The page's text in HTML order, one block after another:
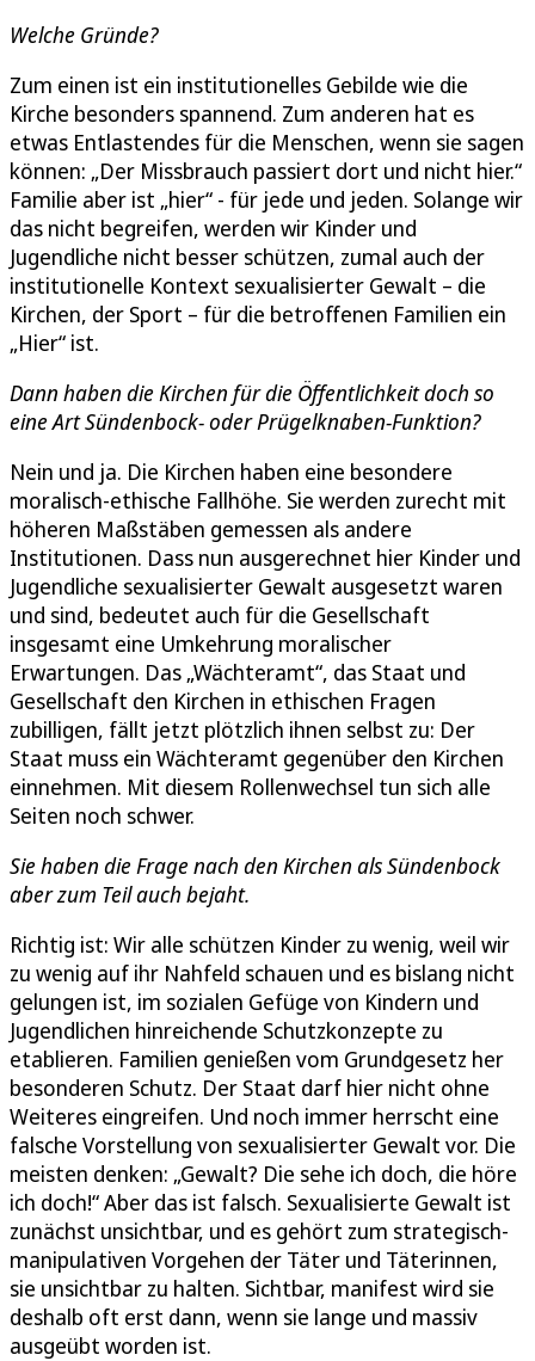
Welche Gründe?
Zum einen ist ein institutionelles Gebilde wie die
Kirche besonders spannend. Zum anderen hat es
etwas Entlastendes für die Menschen, wenn sie sagen
können: „Der Missbrauch passiert dort und nicht hier.“
Familie aber ist „hier“ - für jede und jeden. Solange wir
das nicht begreifen, werden wir Kinder und
Jugendliche nicht besser schützen, zumal auch der
institutionelle Kontext sexualisierter Gewalt – die
Kirchen, der Sport – für die betroffenen Familien ein
„Hier“ ist.
Dann haben die Kirchen für die Öffentlichkeit doch so
eine Art Sündenbock- oder Prügelknaben-Funktion?
Nein und ja. Die Kirchen haben eine besondere
moralisch-ethische Fallhöhe. Sie werden zurecht mit
höheren Maßstäben gemessen als andere
Institutionen. Dass nun ausgerechnet hier Kinder und
Jugendliche sexualisierter Gewalt ausgesetzt waren
und sind, bedeutet auch für die Gesellschaft
insgesamt eine Umkehrung moralischer
Erwartungen. Das „Wächteramt“, das Staat und
Gesellschaft den Kirchen in ethischen Fragen
zubilligen, fällt jetzt plötzlich ihnen selbst zu: Der
Staat muss ein Wächteramt gegenüber den Kirchen
einnehmen. Mit diesem Rollenwechsel tun sich alle
Seiten noch schwer.
Sie haben die Frage nach den Kirchen als Sündenbock
aber zum Teil auch bejaht.
Richtig ist: Wir alle schützen Kinder zu wenig, weil wir
zu wenig auf ihr Nahfeld schauen und es bislang nicht
gelungen ist, im sozialen Gefüge von Kindern und
Jugendlichen hinreichende Schutzkonzepte zu
etablieren. Familien genießen vom Grundgesetz her
besonderen Schutz. Der Staat darf hier nicht ohne
Weiteres eingreifen. Und noch immer herrscht eine
falsche Vorstellung von sexualisierter Gewalt vor. Die
meisten denken: „Gewalt? Die sehe ich doch, die höre
ich doch!“ Aber das ist falsch. Sexualisierte Gewalt ist
zunächst unsichtbar, und es gehört zum strategisch-
manipulativen Vorgehen der Täter und Täterinnen,
sie unsichtbar zu halten. Sichtbar, manifest wird sie
deshalb oft erst dann, wenn sie lange und massiv
ausgeübt worden ist.